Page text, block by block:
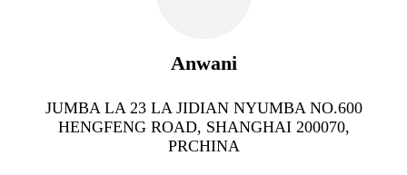
Anwani
JUMBA LA 23 LA JIDIAN NYUMBA NO.600
HENGFENG ROAD, SHANGHAI 200070,
PRCHINA